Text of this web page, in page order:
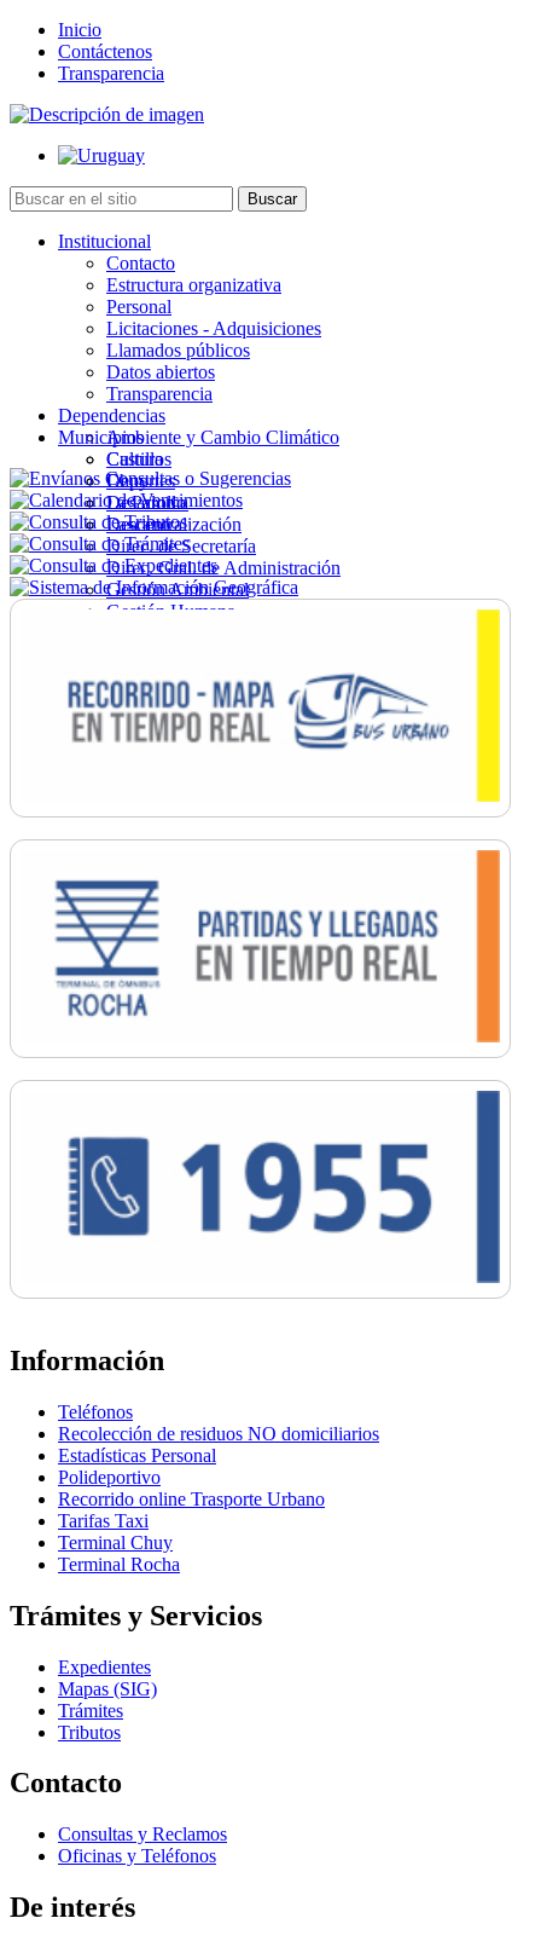
Inicio
Contáctenos
Transparencia
Institucional
Contacto
Estructura organizativa
Personal
Licitaciones - Adquisiciones
Llamados públicos
Datos abiertos
Transparencia
Dependencias
Ambiente y Cambio Climático
Cultura
Deportes
Desarrollo
Descentralización
Direc. de Secretaría
Direc. Gral. de Administración
Gestión Ambiental
Gestión Humana
Ordenamiento
Promoción Social
Salud
Secretaría General
Municipios
Castillos
Chuy
La Paloma
Lascano
Información
Teléfonos
Recolección de residuos NO domiciliarios
Estadísticas Personal
Polideportivo
Recorrido online Trasporte Urbano
Tarifas Taxi
Terminal Chuy
Terminal Rocha
Trámites y Servicios
Expedientes
Mapas (SIG)
Trámites
Tributos
Contacto
Consultas y Reclamos
Oficinas y Teléfonos
De interés